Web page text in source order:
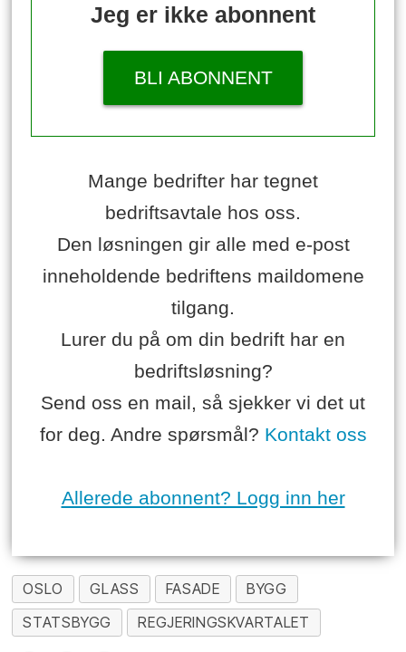
Jeg er ikke abonnent
BLI ABONNENT
Mange bedrifter har tegnet
bedriftsavtale hos oss.
Den løsningen gir alle med e-post
inneholdende bedriftens maildomene
tilgang.
Lurer du på om din bedrift har en
bedriftsløsning?
Send oss en mail, så sjekker vi det ut
for deg. Andre spørsmål? Kontakt oss
Allerede abonnent? Logg inn her
OSLO GLASS FASADE
BYGG
STATSBYGG
REGJERINGSKVARTALET